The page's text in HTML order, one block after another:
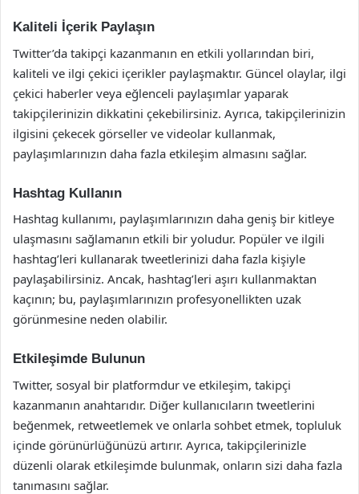
Kaliteli İçerik Paylaşın
Twitter’da takipçi kazanmanın en etkili yollarından biri,
kaliteli ve ilgi çekici içerikler paylaşmaktır. Güncel olaylar, ilgi
çekici haberler veya eğlenceli paylaşımlar yaparak
takipçilerinizin dikkatini çekebilirsiniz. Ayrıca, takipçilerinizin
ilgisini çekecek görseller ve videolar kullanmak,
paylaşımlarınızın daha fazla etkileşim almasını sağlar.
Hashtag Kullanın
Hashtag kullanımı, paylaşımlarınızın daha geniş bir kitleye
ulaşmasını sağlamanın etkili bir yoludur. Popüler ve ilgili
hashtag’leri kullanarak tweetlerinizi daha fazla kişiyle
paylaşabilirsiniz. Ancak, hashtag’leri aşırı kullanmaktan
kaçının; bu, paylaşımlarınızın profesyonellikten uzak
görünmesine neden olabilir.
Etkileşimde Bulunun
Twitter, sosyal bir platformdur ve etkileşim, takipçi
kazanmanın anahtarıdır. Diğer kullanıcıların tweetlerini
beğenmek, retweetlemek ve onlarla sohbet etmek, topluluk
içinde görünürlüğünüzü artırır. Ayrıca, takipçilerinizle
düzenli olarak etkileşimde bulunmak, onların sizi daha fazla
tanımasını sağlar.